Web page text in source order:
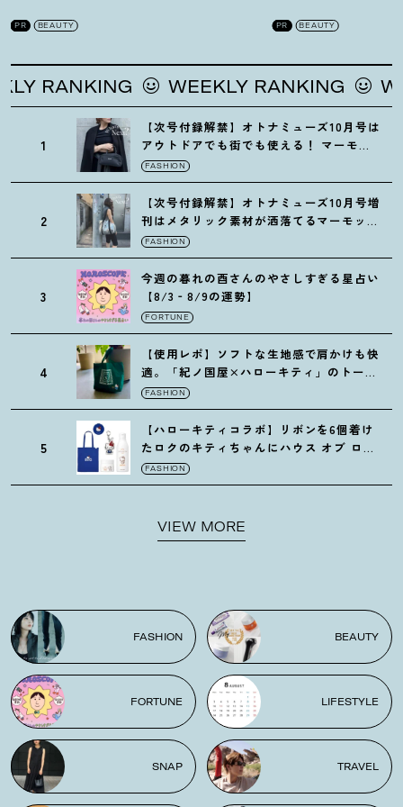
PR BEAUTY PR BEAUTY
RANKING WEEKLY RANKING
1
【次号付録解禁】オトナミューズ10月号は
アウトドアでも街でも使える ！ マーモッ
トの黒ショルダー
FASHION
2
【次号付録解禁】オトナミューズ10月号増
刊はメタリック素材が洒落てるマーモット
の保冷バッグ
FASHION
3
今週の暮れの酉さんのやさしすぎる星占い
【8/3‐8/9の運勢】
FORTUNE
4
【使用レポ】ソフトな生地感で肩かけも快
適。「紀ノ国屋×ハローキティ」のトート
がガシガシ使えて最高です
FASHION
5
【ハローキティコラボ】リボンを6個着け
たロクのキティちゃんにハウス オブ ロー
ゼの限定パケも
FASHION
VIEW MORE
FASHION BEAUTY
FORTUNE LIFESTYLE
SNAP TRAVEL